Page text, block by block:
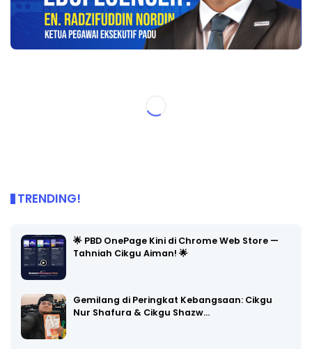
TRENDING!
🌟 PBD OnePage Kini di Chrome Web Store —
Tahniah Cikgu Aiman! 🌟
Gemilang di Peringkat Kebangsaan: Cikgu
Nur Shafura & Cikgu Shazw…